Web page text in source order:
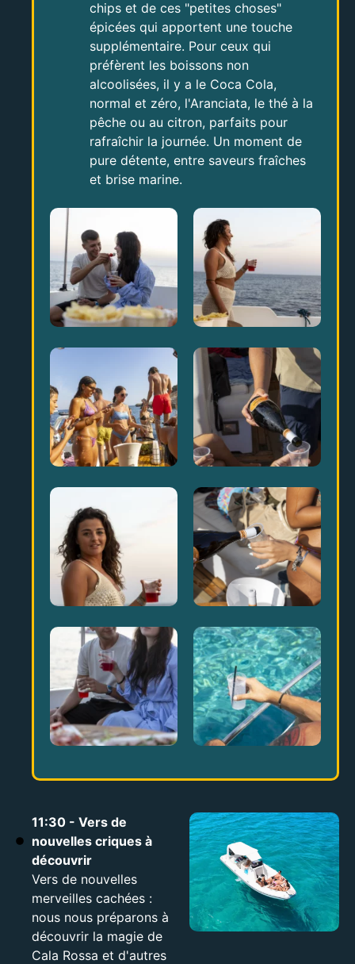
chips et de ces "petites choses"
épicées qui apportent une touche
supplémentaire. Pour ceux qui
préfèrent les boissons non
alcoolisées, il y a le Coca Cola,
normal et zéro, l'Aranciata, le thé à la
pêche ou au citron, parfaits pour
rafraîchir la journée. Un moment de
pure détente, entre saveurs fraîches
et brise marine.
11:30 - Vers de
nouvelles criques à
découvrir
Vers de nouvelles
merveilles cachées :
nous nous préparons à
découvrir la magie de
Cala Rossa et d'autres